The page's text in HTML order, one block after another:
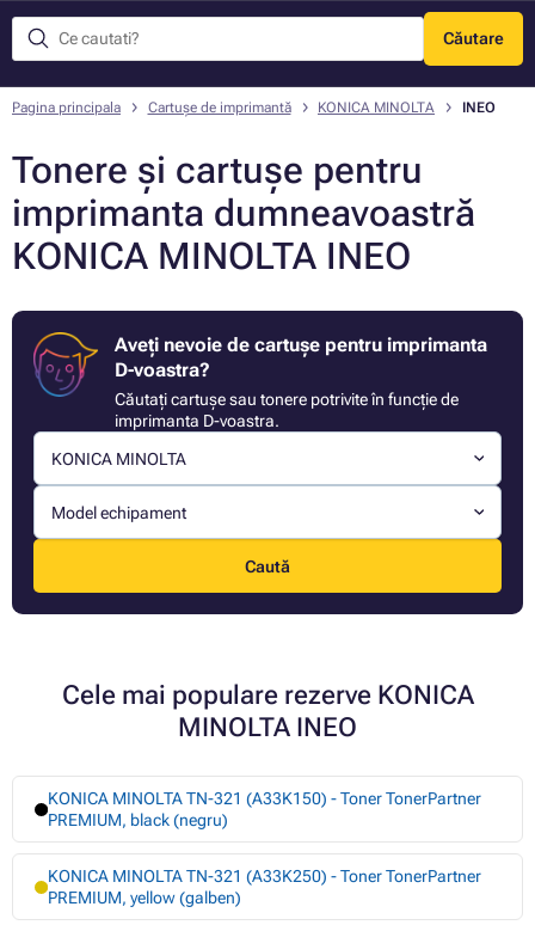
Căutare
Meniu
Pagina principala Cartușe de imprimantă KONICA MINOLTA INEO
Tonere și cartușe pentru
imprimanta dumneavoastră
KONICA MINOLTA INEO
Aveți nevoie de cartușe pentru imprimanta
D-voastra?
Căutați cartușe sau tonere potrivite în funcție de
imprimanta D-voastra.
KONICA MINOLTA
Model echipament
Caută
Cele mai populare rezerve KONICA
MINOLTA INEO
KONICA MINOLTA TN-321 (A33K150) - Toner TonerPartner
PREMIUM, black (negru)
KONICA MINOLTA TN-321 (A33K250) - Toner TonerPartner
PREMIUM, yellow (galben)